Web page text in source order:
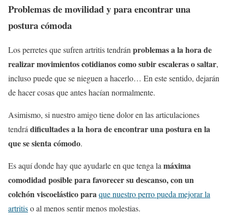
Problemas de movilidad y para encontrar una
postura cómoda
Los perretes que sufren artritis tendránproblemas a la hora de
realizar movimientos cotidianos como subir escaleras o saltar,
incluso puede que se nieguen a hacerlo… En este sentido, dejarán
de hacer cosas que antes hacían normalmente.
Asimismo, si nuestro amigo tiene dolor en las articulaciones
tendrádificultades a la hora de encontrar una postura en la
que se sienta cómodo.
Es aquí donde hay que ayudarle en que tenga lamáxima
comodidad posible para favorecer su descanso, con un
colchón viscoelástico paraque nuestro perro pueda mejorar la
artritiso al menos sentir menos molestias.